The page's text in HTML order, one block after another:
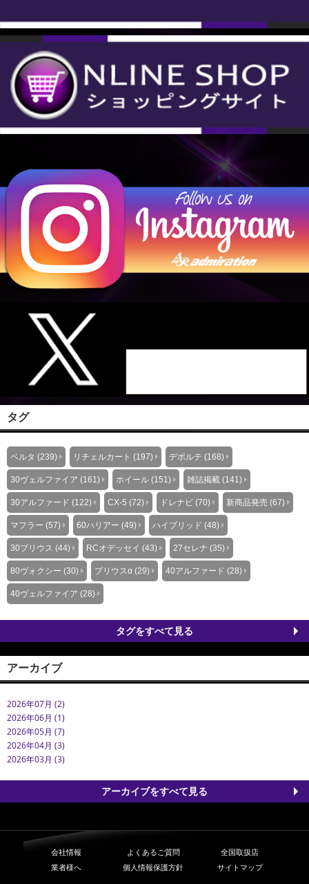
タグ
ベルタ (239) リチェルカート (197) デポルテ (168)
30ヴェルファイア (161) ホイール (151) 雑誌掲載 (141)
30アルファード (122) CX-5 (72) ドレナビ (70) 新商品発売 (67)
マフラー (57) 60ハリアー (49) ハイブリッド (48)
30プリウス (44) RCオデッセイ (43) 27セレナ (35)
80ヴォクシー (30) プリウスα (29) 40アルファード (28)
40ヴェルファイア (28)
タグをすべて見る
アーカイブ
2026年07月 (2)
2026年06月 (1)
2026年05月 (7)
2026年04月 (3)
2026年03月 (3)
アーカイブをすべて見る
会社情報 よくあるご質問
全国取扱店
業者様へ
個人情報保護方針 サイトマップ